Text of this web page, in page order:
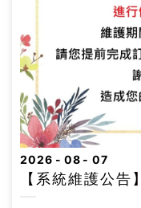
2026 08 07
【系統維護公告】